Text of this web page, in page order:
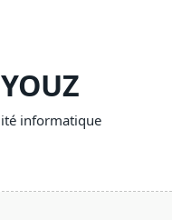
informatique